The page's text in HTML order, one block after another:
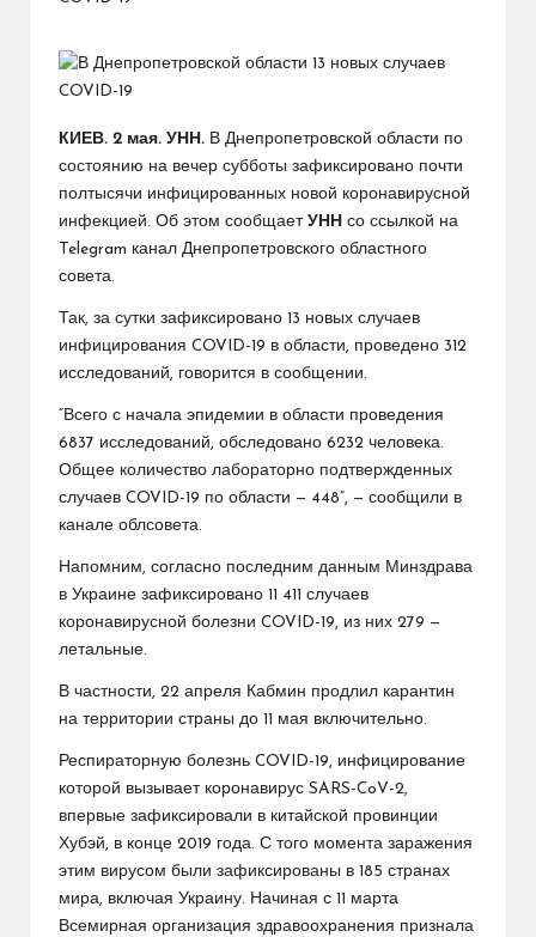
КИЕВ. 2 мая. УНН. В Днепропетровской области по
состоянию на вечер субботы зафиксировано почти
полтысячи инфицированных новой коронавирусной
инфекцией. Об этом сообщает УНН со ссылкой на
Telegram канал Днепропетровского областного
совета.
Так, за сутки зафиксировано 13 новых случаев
инфицирования COVID-19 в области, проведено 312
исследований, говорится в сообщении.
“Всего с начала эпидемии в области проведения
6837 исследований, обследовано 6232 человека.
Общее количество лабораторно подтвержденных
случаев COVID-19 по области — 448”, — сообщили в
канале облсовета.
Напомним, согласно последним данным Минздрава
в Украине зафиксировано 11 411 случаев
коронавирусной болезни COVID-19, из них 279 —
летальные.
В частности, 22 апреля Кабмин продлил карантин
на территории страны до 11 мая включительно.
Респираторную болезнь COVID-19, инфицирование
которой вызывает коронавирус SARS-CoV-2,
впервые зафиксировали в китайской провинции
Хубэй, в конце 2019 года. С того момента заражения
этим вирусом были зафиксированы в 185 странах
мира, включая Украину. Начиная с 11 марта
Всемирная организация здравоохранения признала